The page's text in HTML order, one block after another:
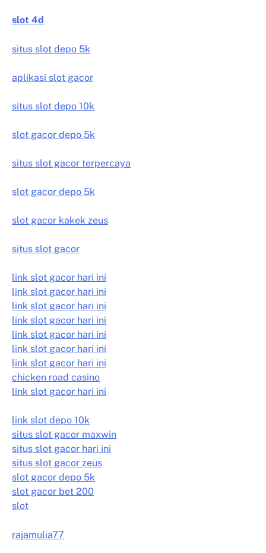
slot 4d
situs slot depo 5k
aplikasi slot gacor
situs slot depo 10k
slot gacor depo 5k
situs slot gacor terpercaya
slot gacor depo 5k
slot gacor kakek zeus
situs slot gacor
link slot gacor hari ini
link slot gacor hari ini
link slot gacor hari ini
link slot gacor hari ini
link slot gacor hari ini
link slot gacor hari ini
link slot gacor hari ini
chicken road casino
link slot gacor hari ini
link slot depo 10k
situs slot gacor maxwin
situs slot gacor hari ini
situs slot gacor zeus
slot gacor depo 5k
slot gacor bet 200
slot
rajamulia77